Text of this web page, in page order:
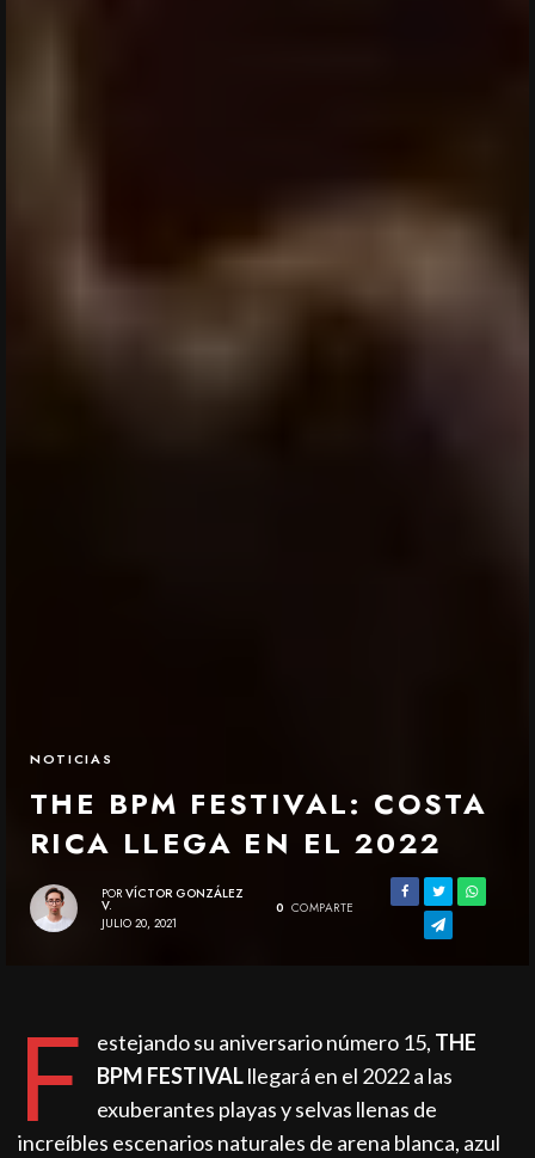
NOTICIAS
THE BPM FESTIVAL: COSTA
RICA LLEGA EN EL 2022
POR VÍCTOR GONZÁLEZ
V.
JULIO 20, 2021
0 COMPARTE
F estejando su aniversario número 15, THE
BPM FESTIVALllegará en el 2022 a las
exuberantes playas y selvas llenas de
increíbles escenarios naturales de arena blanca, azul